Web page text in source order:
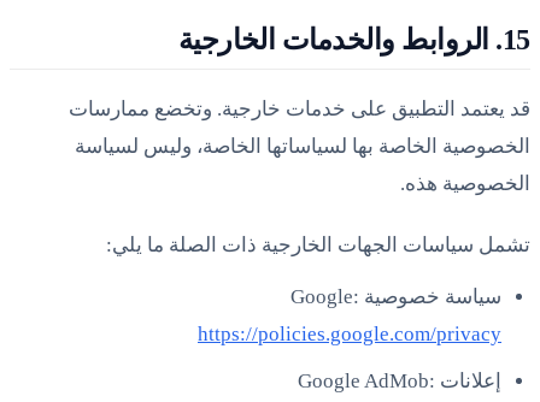
15. الروابط والخدمات الخارجية
قد يعتمد التطبيق على خدمات خارجية. وتخضع ممارسات
الخصوصية الخاصة بها لسياساتها الخاصة، وليس لسياسة
الخصوصية هذه.
تشمل سياسات الجهات الخارجية ذات الصلة ما يلي:
سياسة خصوصية Google:
https://policies.google.com/privacy
إعلانات Google AdMob: